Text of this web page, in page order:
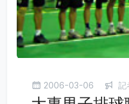
2006-03-06 記